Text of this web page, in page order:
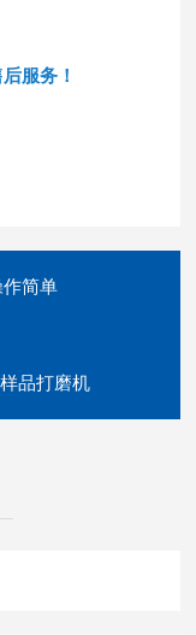
服务！
简单
品打磨机